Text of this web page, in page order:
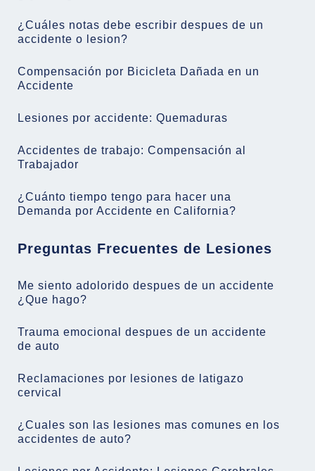
¿Cuáles notas debe escribir despues de un
accidente o lesion?
Compensación por Bicicleta Dañada en un
Accidente
Lesiones por accidente: Quemaduras
Accidentes de trabajo: Compensación al
Trabajador
¿Cuánto tiempo tengo para hacer una
Demanda por Accidente en California?
Preguntas Frecuentes de Lesiones
Me siento adolorido despues de un accidente
¿Que hago?
Trauma emocional despues de un accidente
de auto
Reclamaciones por lesiones de latigazo
cervical
¿Cuales son las lesiones mas comunes en los
accidentes de auto?